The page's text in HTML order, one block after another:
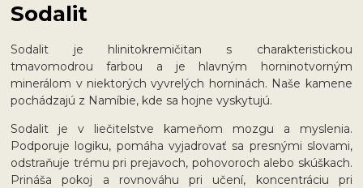
Sodalit
Sodalit je hlinitokremičitan s charakteristickou
tmavomodrou farbou a je hlavným horninotvorným
minerálom v niektorých vyvrelých horninách. Naše kamene
pochádzajú z Namíbie, kde sa hojne vyskytujú.
Sodalit je v liečitelstve kameňom mozgu a myslenia.
Podporuje logiku, pomáha vyjadrovať sa presnými slovami,
odstraňuje trému pri prejavoch, pohovoroch alebo skúškach.
Prináša pokoj a rovnováhu pri učení, koncentráciu pri